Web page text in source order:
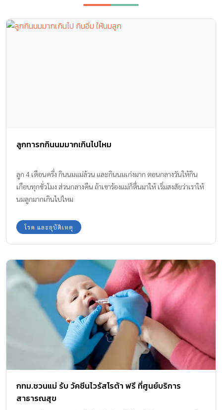
ลูกทารกกินนมมากเกินไปไหม
ลูก 4 เดือนครึ่ง กินนมแม่ล้วน และกินนมเก่งมาก ตอนกลางวันให้กิน
เกือบทุกชั่วโมง ส่วนกลางคืน ถ้าเขาร้องแม่ก็ตื่นมาให้ เริ่มสงสัยว่าเราให้
นมลูกมากเกินไปไหม
โรค และอุบัติเหตุ
กทม.ชวนแม่ รับ วัคซีนไวรัสโรต้า ฟรี ที่ศูนย์บริการ
สาธารณสุข